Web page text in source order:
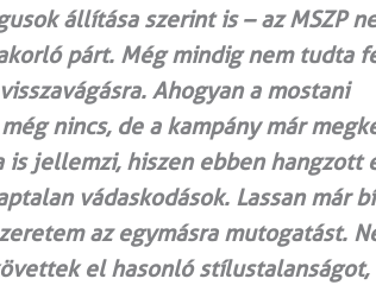
állítása szerint is – az MSZP
párt. Még mindig nem tudta
Ahogyan a mostani
nincs, de a kampány már
is jellemzi, hiszen ebben hangzott
vádaskodások. Lassan már
az egymásra mutogatást.
el hasonló stílustalanságot,